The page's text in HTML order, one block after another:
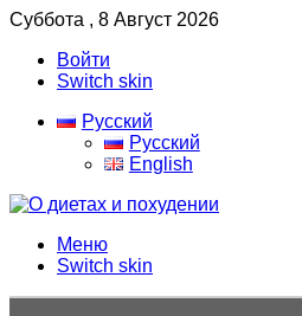
Суббота , 8 Август 2026
Войти
Switch skin
Русский
Русский
English
Меню
Switch skin